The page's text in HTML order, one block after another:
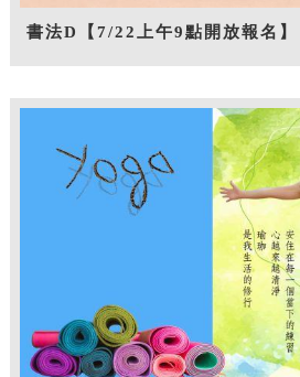
書法D【7/22上午9點開放報名】